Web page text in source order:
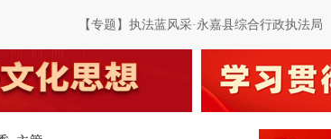
【专题】执法蓝风采·永嘉县综合行政执法局